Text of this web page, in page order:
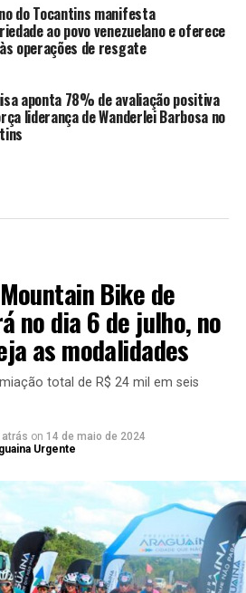
do Tocantins manifesta
ao povo venezuelano e oferece
operações de resgate
aponta 78% de avaliação positiva
liderança de Wanderlei Barbosa no
Bike de
no dia 6 de julho, no
as modalidades
total de R$ 24 mil em seis
atrás on 14 de maio de 2024
Urgente